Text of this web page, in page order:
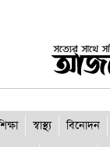
স্বাস্থ্য বিনোদন